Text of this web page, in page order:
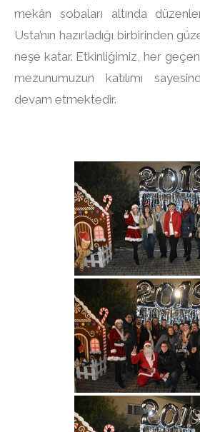
mekân sobaları altında
Usta’nın hazırladığı birbirinden
neşe katar. Etkinliğimiz, her geçen
mezunumuzun katılımı
devam etmektedir.